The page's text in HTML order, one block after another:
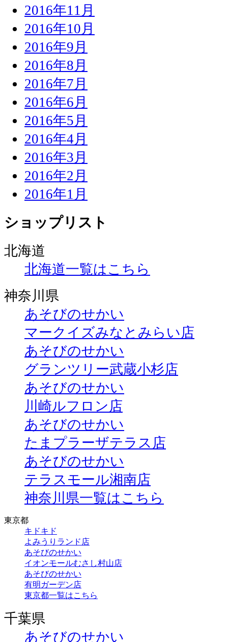
2016年11月
2016年10月
2016年9月
2016年8月
2016年7月
2016年6月
2016年5月
2016年4月
2016年3月
2016年2月
2016年1月
ショップリスト
北海道
北海道一覧はこちら
神奈川県
あそびのせかい
マークイズみなとみらい店
あそびのせかい
グランツリー武蔵小杉店
あそびのせかい
川崎ルフロン店
あそびのせかい
たまプラーザテラス店
あそびのせかい
テラスモール湘南店
神奈川県一覧はこちら
東京都
キドキド
よみうりランド店
あそびのせかい
イオンモールむさし村山店
あそびのせかい
有明ガーデン店
東京都一覧はこちら
千葉県
あそびのせかい